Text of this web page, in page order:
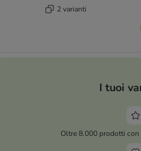
2 varianti
I tuoi
Oltre 8.000 prodotti